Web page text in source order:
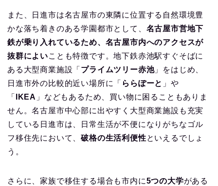
また、日進市は名古屋市の東隣に位置する自然環境豊
かな落ち着きのある学園都市として、 名古屋市営地下
鉄が乗り入れているため、名古屋市内へのアクセスが
抜群によいことも特徴です。地下鉄赤池駅すぐそばに
ある大型商業施設「 プライムツリー赤池」をはじめ、
日進市外の比較的近い場所に「 ららぽーと 」や
「
IKEA 」などもあるため、買い物に困ることもありま
せん。名古屋市中心部に出やすく大型商業施設も充実
している日進市は、日常生活が不便になりがちなゴル
フ移住先において、破格の生活利便性といえるでしょ
う。
さらに、家族で移住する場合も市内に5つの大学がある